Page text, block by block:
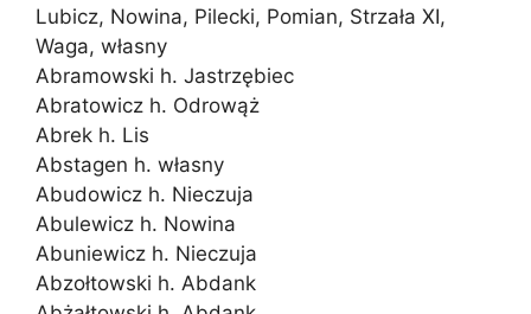
Lubicz, Nowina, Pilecki, Pomian, Strzała XI,
Waga, własny
Abramowski h. Jastrzębiec
Abratowicz h. Odrowąż
Abrek h. Lis
Abstagen h. własny
Abudowicz h. Nieczuja
Abulewicz h. Nowina
Abuniewicz h. Nieczuja
Abzołtowski h. Abdank